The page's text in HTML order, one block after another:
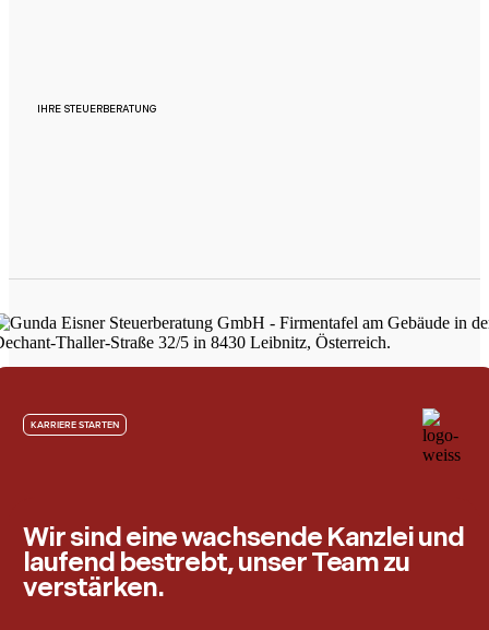
IHRE STEUERBERATUNG
KARRIERE STARTEN
Wir sind eine wachsende Kanzlei und
laufend bestrebt, unser Team zu
verstärken.